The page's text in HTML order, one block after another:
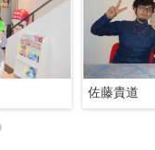
佐藤貴道